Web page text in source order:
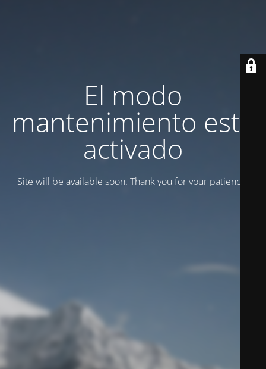
El modo
mantenimiento está
activado
Site will be available soon. Thank you for your patience!